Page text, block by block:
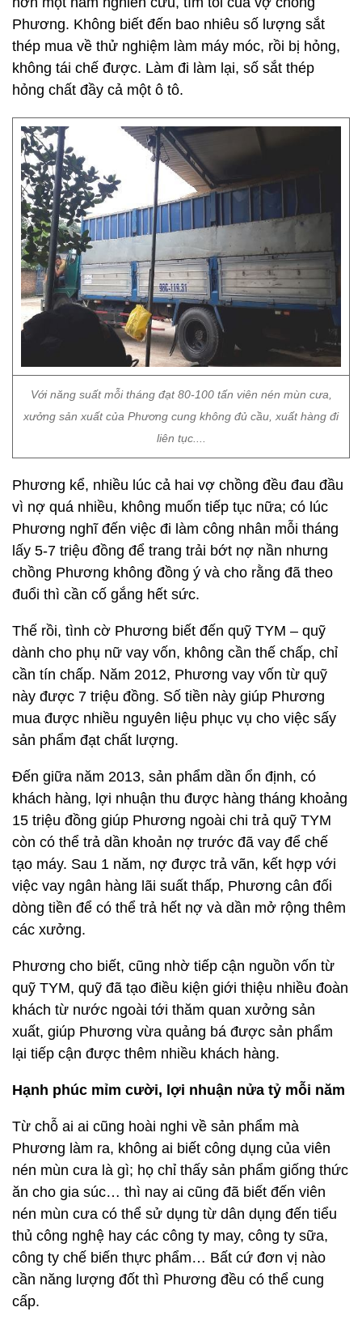
Phương. Không biết đến bao nhiêu số lượng sắt
thép mua về thử nghiệm làm máy móc, rồi bị hỏng,
không tái chế được. Làm đi làm lại, số sắt thép
hỏng chất đầy cả một ô tô.
Với năng suất mỗi tháng đạt 80-100 tấn viên nén mùn cưa,
xưởng sản xuất của Phương cung không đủ cầu, xuất hàng đi
liên tục....
Phương kể, nhiều lúc cả hai vợ chồng đều đau đầu
vì nợ quá nhiều, không muốn tiếp tục nữa; có lúc
Phương nghĩ đến việc đi làm công nhân mỗi tháng
lấy 5-7 triệu đồng để trang trải bớt nợ nần nhưng
chồng Phương không đồng ý và cho rằng đã theo
đuổi thì cần cố gắng hết sức.
Thế rồi, tình cờ Phương biết đến quỹ TYM – quỹ
dành cho phụ nữ vay vốn, không cần thế chấp, chỉ
cần tín chấp. Năm 2012, Phương vay vốn từ quỹ
này được 7 triệu đồng. Số tiền này giúp Phương
mua được nhiều nguyên liệu phục vụ cho việc sấy
sản phẩm đạt chất lượng.
Đến giữa năm 2013, sản phẩm dần ổn định, có
khách hàng, lợi nhuận thu được hàng tháng khoảng
15 triệu đồng giúp Phương ngoài chi trả quỹ TYM
còn có thể trả dần khoản nợ trước đã vay để chế
tạo máy. Sau 1 năm, nợ được trả vãn, kết hợp với
việc vay ngân hàng lãi suất thấp, Phương cân đối
dòng tiền để có thể trả hết nợ và dần mở rộng thêm
các xưởng.
Phương cho biết, cũng nhờ tiếp cận nguồn vốn từ
quỹ TYM, quỹ đã tạo điều kiện giới thiệu nhiều đoàn
khách từ nước ngoài tới thăm quan xưởng sản
xuất, giúp Phương vừa quảng bá được sản phẩm
lại tiếp cận được thêm nhiều khách hàng.
Hạnh phúc mỉm cười, lợi nhuận nửa tỷ mỗi năm
Từ chỗ ai ai cũng hoài nghi về sản phẩm mà
Phương làm ra, không ai biết công dụng của viên
nén mùn cưa là gì; họ chỉ thấy sản phẩm giống thức
ăn cho gia súc… thì nay ai cũng đã biết đến viên
nén mùn cưa có thể sử dụng từ dân dụng đến tiểu
thủ công nghệ hay các công ty may, công ty sữa,
công ty chế biến thực phẩm… Bất cứ đơn vị nào
cần năng lượng đốt thì Phương đều có thể cung
cấp.